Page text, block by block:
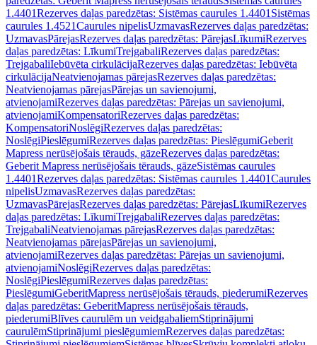
1.4401Rezerves daļas paredzētas: Sistēmas caurules 1.4401 Sistēmas
caurules 1.4521Caurules nipelisUzmavasRezerves daļas paredzētas:
UzmavasPārejasRezerves daļas paredzētas: PārejasLīkumiRezerves
daļas paredzētas: LīkumiTrejgabaliRezerves daļas paredzētas:
TrejgabaliIebūvēta cirkulācijaRezerves daļas paredzētas: Iebūvēta
cirkulācijaNeatvienojamas pārejasRezerves daļas paredzētas:
Neatvienojamas pārejasPārejas un savienojumi,
atvienojamiRezerves daļas paredzētas: Pārejas un savienojumi,
atvienojamiKompensatoriRezerves daļas paredzētas:
KompensatoriNoslēgiRezerves daļas paredzētas:
NoslēgiPieslēgumiRezerves daļas paredzētas: PieslēgumiGeberit
Mapress nerūsējošais tērauds, gāzeRezerves daļas paredzētas:
Geberit Mapress nerūsējošais tērauds, gāzeSistēmas caurules
1.4401Rezerves daļas paredzētas: Sistēmas caurules 1.4401Caurules
nipelisUzmavasRezerves daļas paredzētas:
UzmavasPārejasRezerves daļas paredzētas: PārejasLīkumiRezerves
daļas paredzētas: LīkumiTrejgabaliRezerves daļas paredzētas:
TrejgabaliNeatvienojamas pārejasRezerves daļas paredzētas:
Neatvienojamas pārejasPārejas un savienojumi,
atvienojamiRezerves daļas paredzētas: Pārejas un savienojumi,
atvienojamiNoslēgiRezerves daļas paredzētas:
NoslēgiPieslēgumiRezerves daļas paredzētas:
PieslēgumiGeberitMapress nerūsējošais tērauds, piederumiRezerves
daļas paredzētas: GeberitMapress nerūsējošais tērauds,
piederumiBlīves caurulēm un veidgabaliemStiprinājumi
caurulēmStiprinājumi pieslēgumiemRezerves daļas paredzētas: